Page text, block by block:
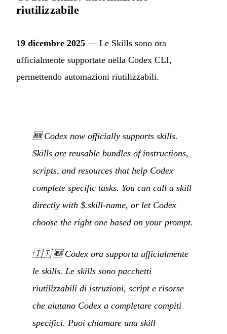
riutilizzabile
19 dicembre 2025 — Le Skills sono ora
ufficialmente supportate nella Codex CLI,
permettendo automazioni riutilizzabili.
🆕 Codex now officially supports skills.
Skills are reusable bundles of instructions,
scripts, and resources that help Codex
complete specific tasks. You can call a skill
directly with $.skill-name, or let Codex
choose the right one based on your prompt.
🇮🇹🆕 Codex ora supporta ufficialmente
le skills. Le skills sono pacchetti
riutilizzabili di istruzioni, script e risorse
che aiutano Codex a completare compiti
specifici. Puoi chiamare una skill